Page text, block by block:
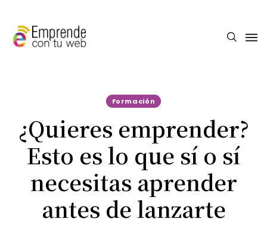
Formación
¿Quieres emprender?
Esto es lo que sí o sí
necesitas aprender
antes de lanzarte